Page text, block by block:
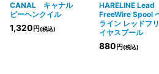
CANAL キャナル
ピーヘンクイル
1,320 円(税込)
HARELINE Lead
FreeWire Spool
ライン レッドフ
イヤスプール
880 円(税込)